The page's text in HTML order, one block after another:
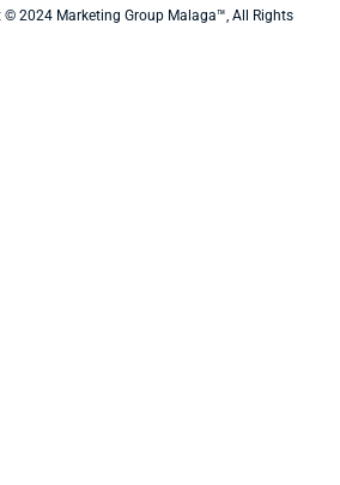
© 2024 Marketing Group Malaga™, All Rights